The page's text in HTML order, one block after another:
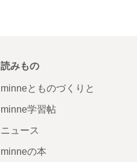
読みもの
minneとものづくりと
minne学習帖
ニュース
minneの本